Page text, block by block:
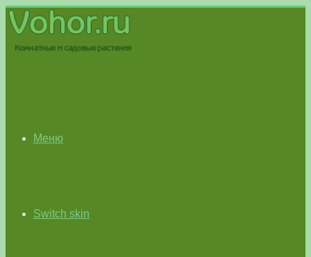
Меню
Switch skin